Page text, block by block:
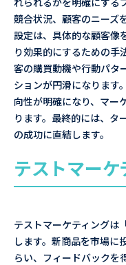
競合状況、顧客のニーズ
設定は、具体的な顧客像
り効果的にするための手
客の購買動機や行動パタ
ションが円滑になります
向性が明確になり、マー
ります。最終的には、タ
の成功に直結します。
テストマー
テストマーケティングは
します。新商品を市場に
らい、フィードバックを